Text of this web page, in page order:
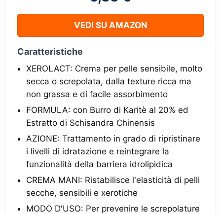
VEDI SU AMAZON
Caratteristiche
XEROLACT: Crema per pelle sensibile, molto
secca o screpolata, dalla texture ricca ma
non grassa e di facile assorbimento
FORMULA: con Burro di Karitè al 20% ed
Estratto di Schisandra Chinensis
AZIONE: Trattamento in grado di ripristinare
i livelli di idratazione e reintegrare la
funzionalità della barriera idrolipidica
CREMA MANI: Ristabilisce l'elasticità di pelli
secche, sensibili e xerotiche
MODO D'USO: Per prevenire le screpolature